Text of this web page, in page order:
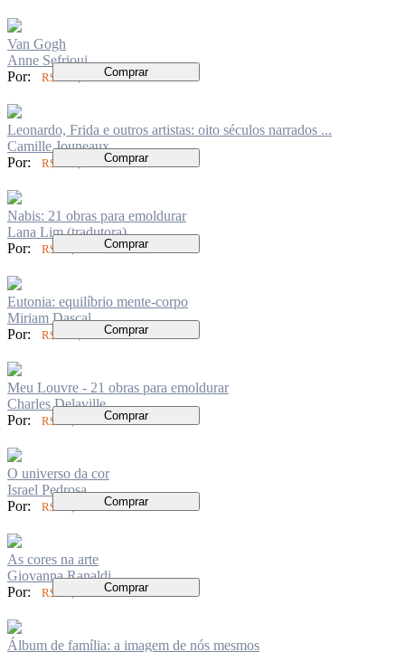
Van Gogh
Anne Sefrioui
Por:
R$ 199,00 Comprar
Leonardo, Frida e outros artistas: oito séculos narrados ...
Camille Jouneaux
Por:
R$ 179,00 Comprar
Nabis: 21 obras para emoldurar
Lana Lim (tradutora)
Por:
R$ 94,00 Comprar
Eutonia: equilíbrio mente-corpo
Miriam Dascal
Por:
R$ 104,00 Comprar
Meu Louvre - 21 obras para emoldurar
Charles Delaville
Por:
R$ 94,00 Comprar
O universo da cor
Israel Pedrosa
Por:
R$ 94,00 Comprar
As cores na arte
Giovanna Ranaldi
Por:
R$ 84,00 Comprar
Álbum de família: a imagem de nós mesmos